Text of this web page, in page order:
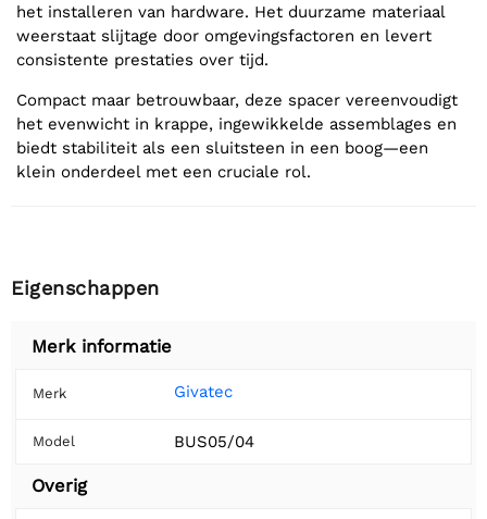
het installeren van hardware. Het duurzame materiaal
weerstaat slijtage door omgevingsfactoren en levert
consistente prestaties over tijd.
Compact maar betrouwbaar, deze spacer vereenvoudigt
het evenwicht in krappe, ingewikkelde assemblages en
biedt stabiliteit als een sluitsteen in een boog—een
klein onderdeel met een cruciale rol.
Eigenschappen
Merk informatie
Merk Givatec
Model BUS05/04
Overig